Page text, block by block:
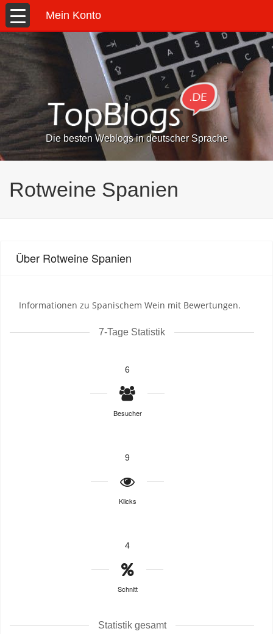
Mein Konto
Die besten Weblogs in deutscher Sprache
Rotweine Spanien
Über Rotweine Spanien
Informationen zu Spanischem Wein mit Bewertungen.
7-Tage Statistik
6
Besucher
9
Klicks
4
Schnitt
Statistik gesamt